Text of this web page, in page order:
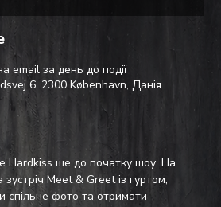
email за день до події
6, 2300 København, Данія
Hardkiss ще до початку шоу. На
Meet & Greet із гуртом,
спільне фото та отримати